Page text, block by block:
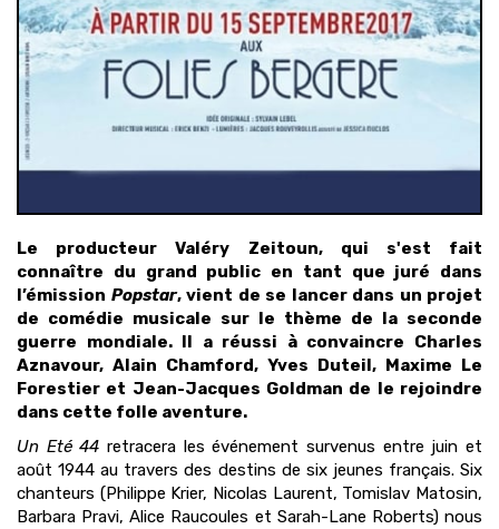
Le producteur Valéry Zeitoun, qui s'est fait
connaître du grand public en tant que juré dans
l’émission Popstar, vient de se lancer dans un projet
de comédie musicale sur le thème de la seconde
guerre mondiale. Il a réussi à convaincre Charles
Aznavour, Alain Chamford, Yves Duteil, Maxime Le
Forestier et Jean-Jacques Goldman de le rejoindre
dans cette folle aventure.
Un Eté 44 retracera les événement survenus entre juin et
août 1944 au travers des destins de six jeunes français. Six
chanteurs (Philippe Krier, Nicolas Laurent, Tomislav Matosin,
Barbara Pravi, Alice Raucoules et Sarah-Lane Roberts) nous